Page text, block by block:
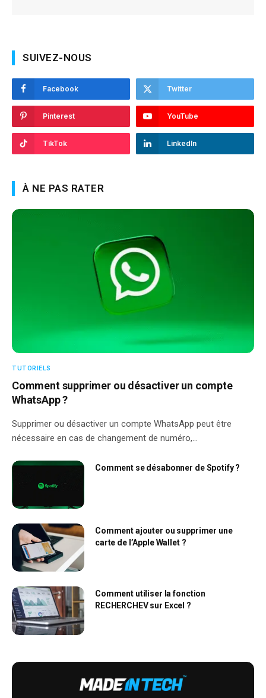
SUIVEZ-NOUS
Facebook Twitter
Pinterest YouTube
TikTok LinkedIn
À NE PAS RATER
TUTORIELS
Comment supprimer ou désactiver un compte
WhatsApp ?
Supprimer ou désactiver un compte WhatsApp peut être
nécessaire en cas de changement de numéro,…
Comment se désabonner de Spotify ?
Comment ajouter ou supprimer une
carte de l’Apple Wallet ?
Comment utiliser la fonction
RECHERCHEV sur Excel ?